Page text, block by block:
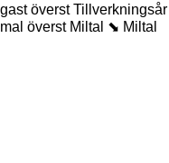
överst Tillverkningsår
överst Miltal ⬊ Miltal